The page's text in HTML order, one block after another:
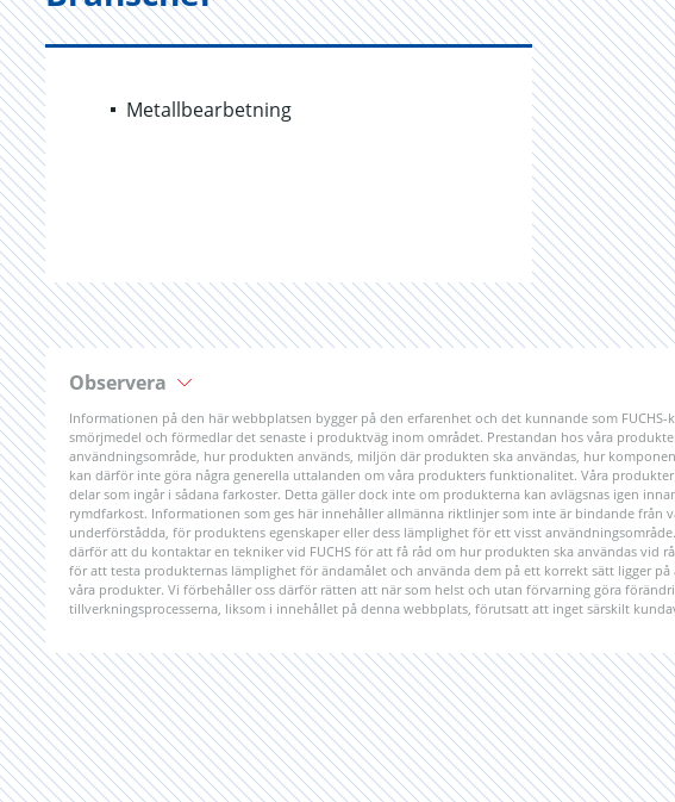
Metallbearbetning
Observera
Informationen på den här webbplatsen bygger på den erfarenhet och det kunnande som
smörjmedel och förmedlar det senaste i produktväg inom området. Prestandan hos våra
användningsområde, hur produkten används, miljön där produkten ska användas, hur
kan därför inte göra några generella uttalanden om våra produkters funktionalitet. Våra
delar som ingår i sådana farkoster. Detta gäller dock inte om produkterna kan avlägsnas igen
rymdfarkost. Informationen som ges här innehåller allmänna riktlinjer som inte är bindande från
underförstådda, för produktens egenskaper eller dess lämplighet för ett visst
därför att du kontaktar en tekniker vid FUCHS för att få råd om hur produkten ska användas vid
för att testa produkternas lämplighet för ändamålet och använda dem på ett korrekt sätt ligger
våra produkter. Vi förbehåller oss därför rätten att när som helst och utan förvarning göra
tillverkningsprocesserna, liksom i innehållet på denna webbplats, förutsatt att inget särskilt